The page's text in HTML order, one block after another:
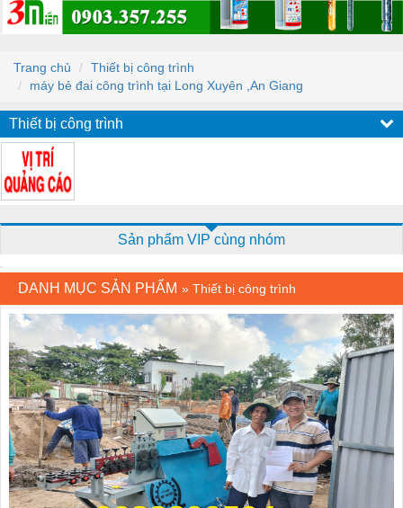
Trang chủ
Thiết bị công trình
máy bẻ đai công trình tại Long Xuyên ,An Giang
Thiết bị công trình
Sản phẩm VIP cùng nhóm
DANH MỤC SẢN PHẨM » Thiết bị công trình